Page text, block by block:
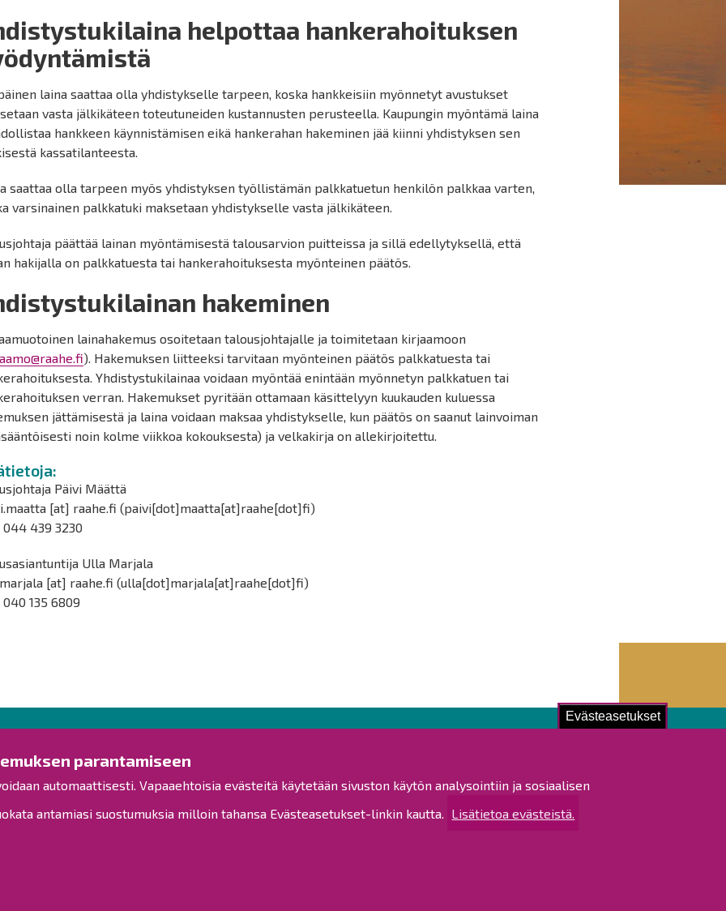
Evästeasetukset
parantamiseen
automaattisesti. Vapaaehtoisia evästeitä käytetään sivuston käytön analysointiin ja sosiaalisen
antamiasi suostumuksia milloin tahansa Evästeasetukset-linkin kautta.
Lisätietoa evästeistä.
helpottaa hankerahoituksen
laina saattaa olla yhdistykselle tarpeen, koska hankkeisiin myönnetyt avustukset
vasta jälkikäteen toteutuneiden kustannusten perusteella. Kaupungin myöntämä laina
hankkeen käynnistämisen eikä hankerahan hakeminen jää kiinni yhdistyksen sen
kassatilanteesta.
saattaa olla tarpeen myös yhdistyksen työllistämän palkkatuetun henkilön palkkaa varten,
varsinainen palkkatuki maksetaan yhdistykselle vasta jälkikäteen.
päättää lainan myöntämisestä talousarvion puitteissa ja sillä edellytyksellä, että
hakijalla on palkkatuesta tai hankerahoituksesta myönteinen päätös.
hakeminen
lainahakemus osoitetaan talousjohtajalle ja toimitetaan kirjaamoon
). Hakemuksen liitteeksi tarvitaan myönteinen päätös palkkatuesta tai
Yhdistystukilainaa voidaan myöntää enintään myönnetyn palkkatuen tai
verran. Hakemukset pyritään ottamaan käsittelyyn kuukauden kuluessa
jättämisestä ja laina voidaan maksaa yhdistykselle, kun päätös on saanut lainvoiman
noin kolme viikkoa kokouksesta) ja velkakirja on allekirjoitettu.
Päivi Määttä
[at] raahe.fi (paivi[dot]maatta[at]raahe[dot]fi)
044 439 3230
Ulla Marjala
[at] raahe.fi (ulla[dot]marjala[at]raahe[dot]fi)
040 135 6809
Ota yhteyttä!
Yleinen palaute
Toimipisteet
Esityslistat ja pöytäkirjat
Viranhaltijapäätökset